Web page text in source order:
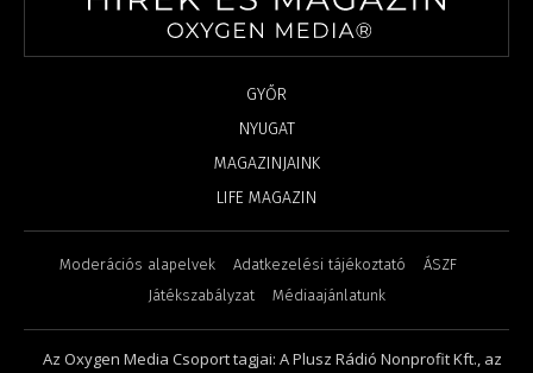
GYŐR
NYUGAT
MAGAZINJAINK
LIFE MAGAZIN
Moderációs alapelvek Adatkezelési tájékoztató
ÁSZF
Játékszabályzat
Médiaajánlatunk
Az Oxygen Media Csoport tagjai: A Plusz Rádió Nonprofit Kft., az